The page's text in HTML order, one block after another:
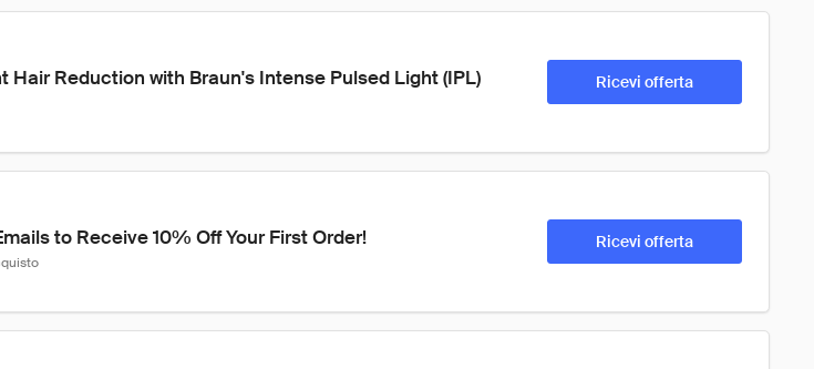
Hair Reduction with Braun's Intense Pulsed Light (IPL) Ricevi offerta
to Receive 10% Off Your First Order! Ricevi offerta